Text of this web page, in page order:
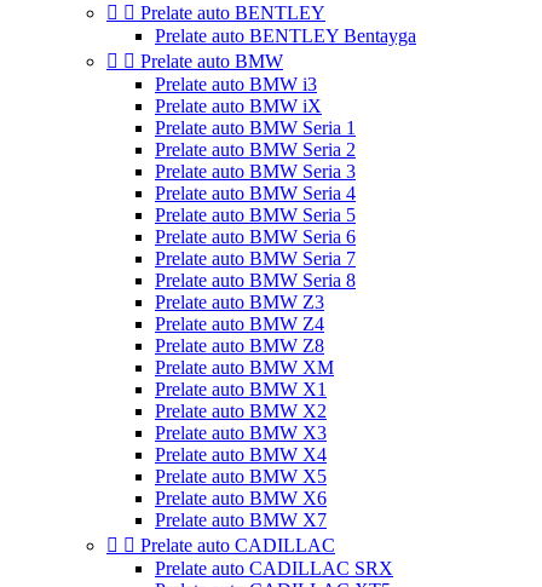
  Prelate auto BENTLEY
Prelate auto BENTLEY Bentayga
  Prelate auto BMW
Prelate auto BMW i3
Prelate auto BMW iX
Prelate auto BMW Seria 1
Prelate auto BMW Seria 2
Prelate auto BMW Seria 3
Prelate auto BMW Seria 4
Prelate auto BMW Seria 5
Prelate auto BMW Seria 6
Prelate auto BMW Seria 7
Prelate auto BMW Seria 8
Prelate auto BMW Z3
Prelate auto BMW Z4
Prelate auto BMW Z8
Prelate auto BMW XM
Prelate auto BMW X1
Prelate auto BMW X2
Prelate auto BMW X3
Prelate auto BMW X4
Prelate auto BMW X5
Prelate auto BMW X6
Prelate auto BMW X7
  Prelate auto CADILLAC
Prelate auto CADILLAC SRX